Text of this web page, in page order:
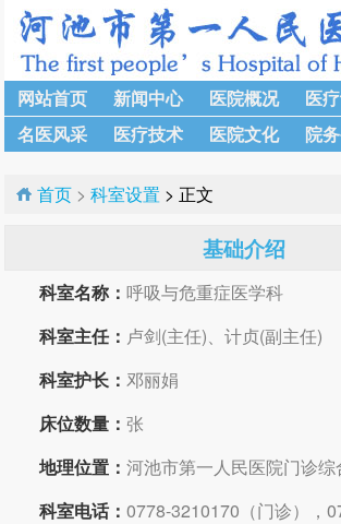
网站首页 新闻中心 医院概况 医
名医风采
医疗技术 医院文化 院
首页 >科室设置 > 正文
基础介绍
科室名称：呼吸与危重症医学科
科室主任： 卢剑(主任)、计贞(副主任)
科室护长：邓丽娟
床位数量：张
地理位置：河池市第一人民医院门诊综
科室电话：0778-3210170（门诊），